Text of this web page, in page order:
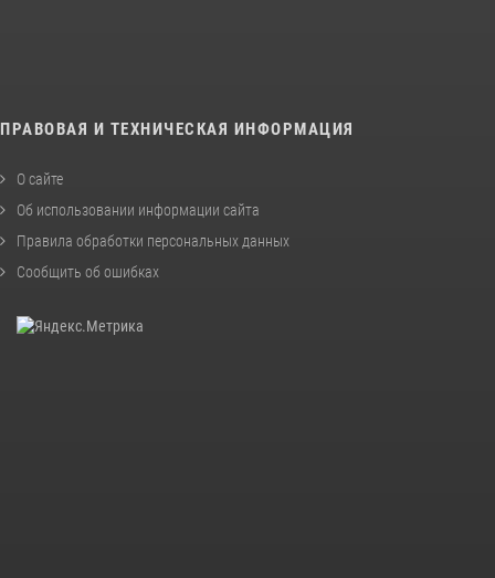
ПРАВОВАЯ И ТЕХНИЧЕСКАЯ ИНФОРМАЦИЯ
О сайте
Об использовании информации сайта
Правила обработки персональных данных
Сообщить об ошибках